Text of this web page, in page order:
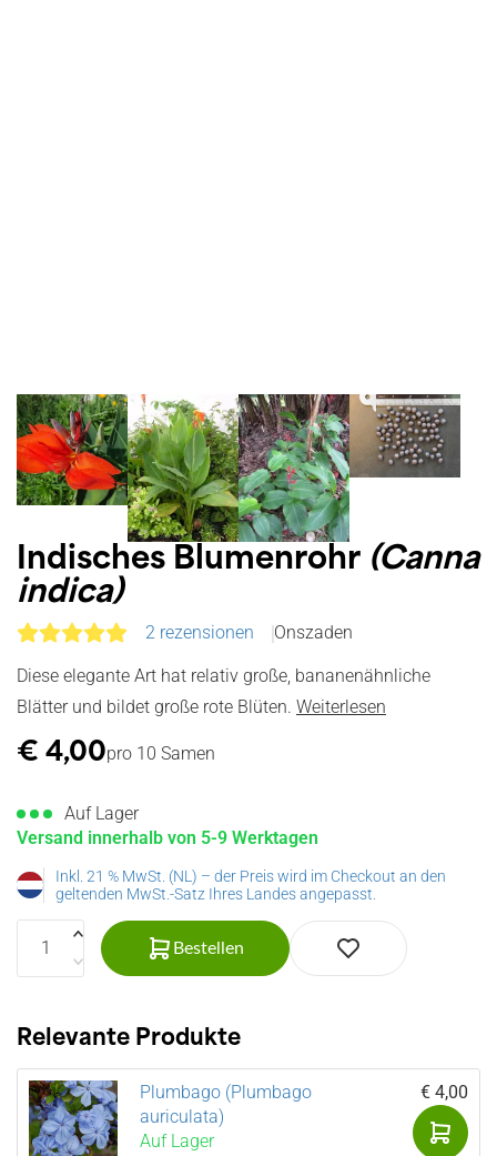
Indisches Blumenrohr (Canna
indica)
2 rezensionen Onszaden
Diese elegante Art hat relativ große, bananenähnliche
Blätter und bildet große rote Blüten. Weiterlesen
€ 4,00pro 10 Samen
Auf Lager
Versand innerhalb von 5-9 Werktagen
Inkl. 21 % MwSt. (NL) – der Preis wird im Checkout an den
geltenden MwSt.-Satz Ihres Landes angepasst.
Bestellen
Relevante Produkte
Plumbago (Plumbago
auriculata)
Auf Lager
€ 4,00